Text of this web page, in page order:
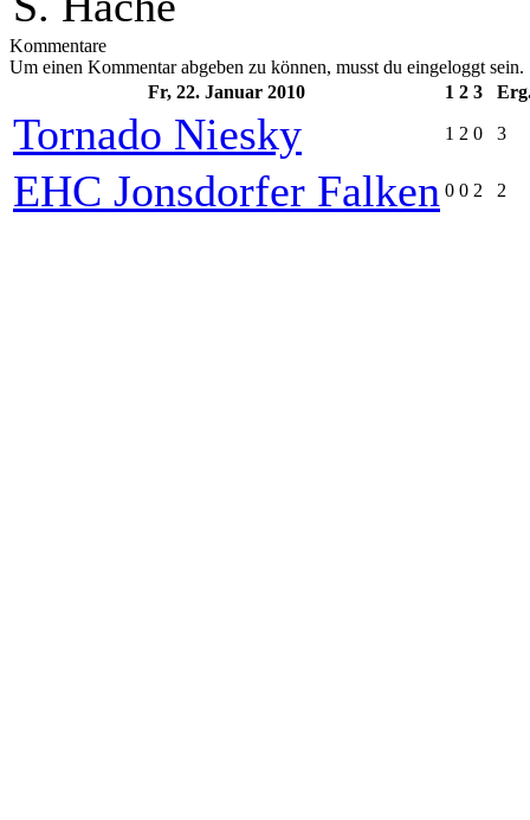
Kommentare
Um einen Kommentar abgeben zu können, musst du eingeloggt sein.
Fr, 22. Januar 2010
1 2 3
Tornado Niesky 1 2 0 3
EHC Jonsdorfer Falken 0 0 2 2